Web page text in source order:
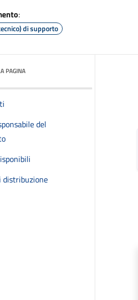
:
di supporto
PAGINA
del
distribuzione